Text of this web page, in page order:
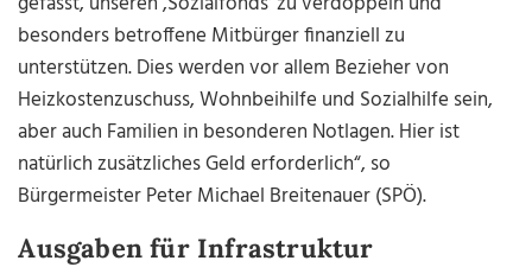
besonders betroffene Mitbürger finanziell zu
unterstützen. Dies werden vor allem Bezieher von
Heizkostenzuschuss, Wohnbeihilfe und Sozialhilfe sein,
aber auch Familien in besonderen Notlagen. Hier ist
natürlich zusätzliches Geld erforderlich“, so
Bürgermeister Peter Michael Breitenauer (SPÖ).
Ausgaben für Infrastruktur